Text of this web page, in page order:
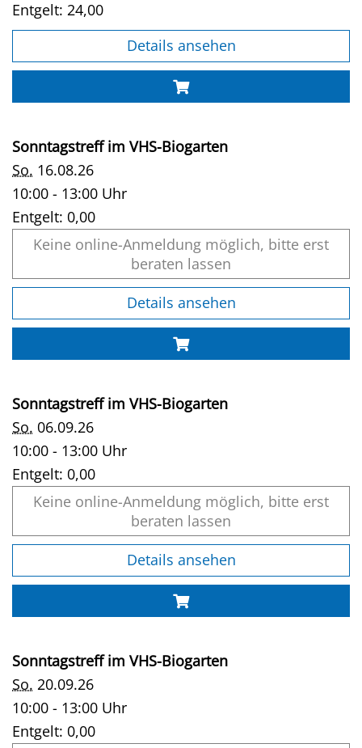
Entgelt: 24,00
Details ansehen
Sonntagstreff im VHS-Biogarten
So. 16.08.26
10:00 - 13:00 Uhr
Entgelt: 0,00
Keine online-Anmeldung möglich, bitte erst
beraten lassen
Details ansehen
Sonntagstreff im VHS-Biogarten
So. 06.09.26
10:00 - 13:00 Uhr
Entgelt: 0,00
Keine online-Anmeldung möglich, bitte erst
beraten lassen
Details ansehen
Sonntagstreff im VHS-Biogarten
So. 20.09.26
10:00 - 13:00 Uhr
Entgelt: 0,00